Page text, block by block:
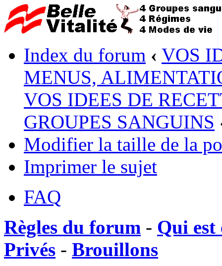
Index du forum ‹ VOS
MENUS,
VOS IDEES DE
GROUPES SANGUINS
Modifier la taille de la
Imprimer le sujet
FAQ
Règles du forum - Qui est
Privés - Brouillons